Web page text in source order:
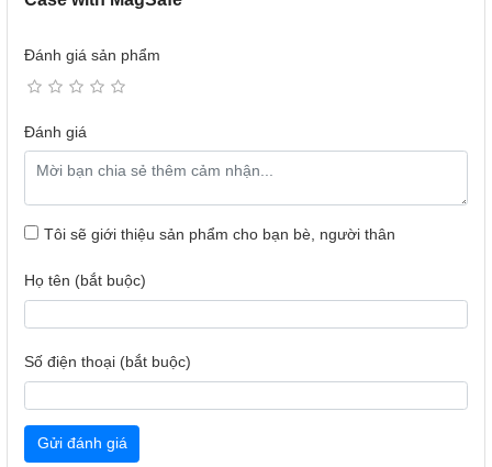
Đánh giá sản phẩm
Đánh giá
Tôi sẽ giới thiệu sản phẩm cho bạn bè, người thân
Họ tên (bắt buộc)
Số điện thoại (bắt buộc)
Gửi đánh giá